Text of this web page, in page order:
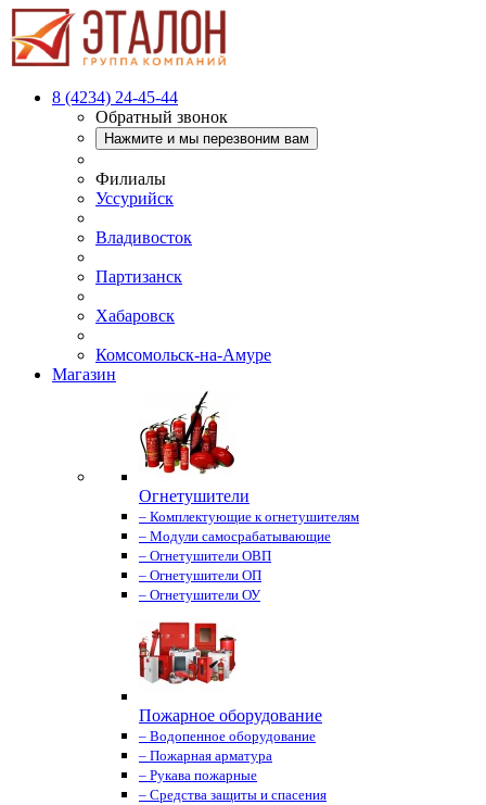
8 (4234) 24-45-44
Обратный звонок
Нажмите и мы перезвоним вам
Филиалы
Уссурийск
Владивосток
Партизанск
Хабаровск
Комсомольск-на-Амуре
Магазин
Огнетушители
– Комплектующие к огнетушителям
– Модули самосрабатывающие
– Огнетушители ОВП
– Огнетушители ОП
– Огнетушители ОУ
Пожарное оборудование
– Водопенное оборудование
– Пожарная арматура
– Рукава пожарные
– Средства защиты и спасения